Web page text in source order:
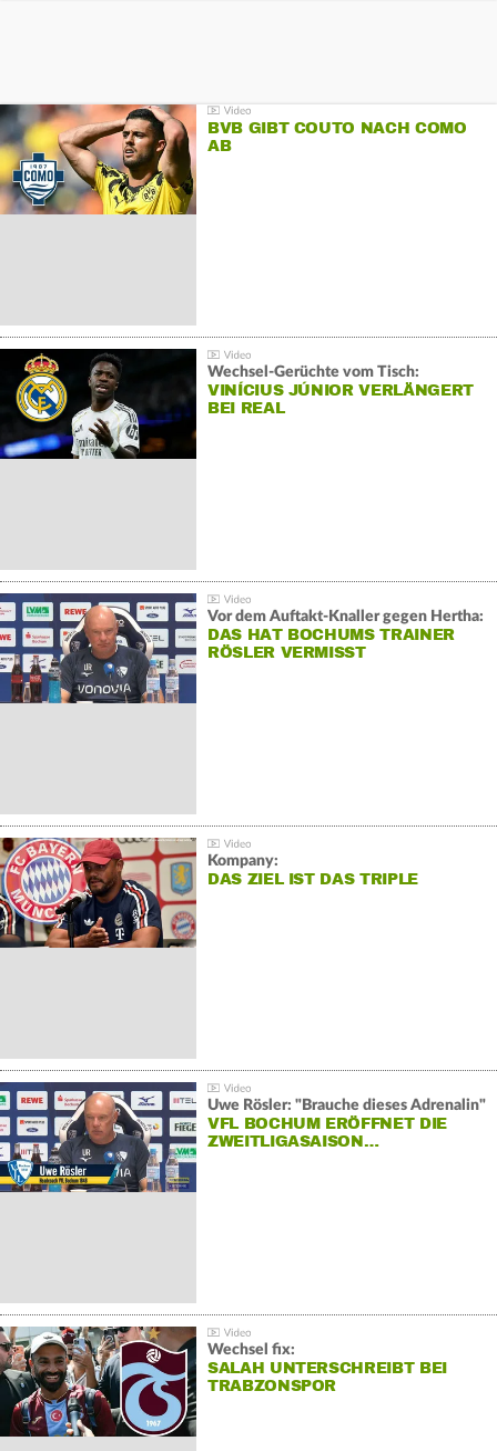
BVB GIBT COUTO NACH COMO
AB
Wechsel-Gerüchte vom Tisch:
VINÍCIUS JÚNIOR VERLÄNGERT
BEI REAL
Vor dem Auftakt-Knaller gegen Hertha:
DAS HAT BOCHUMS TRAINER
RÖSLER VERMISST
Kompany:
DAS ZIEL IST DAS TRIPLE
Uwe Rösler: "Brauche dieses Adrenalin"
VFL BOCHUM ERÖFFNET DIE
ZWEITLIGASAISON…
Wechsel fix:
SALAH UNTERSCHREIBT BEI
TRABZONSPOR